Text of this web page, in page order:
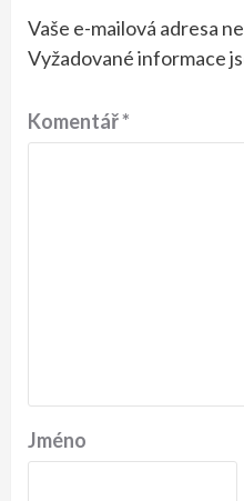
Vaše e-mailová adresa
Vyžadované informace
Komentář*
Jméno